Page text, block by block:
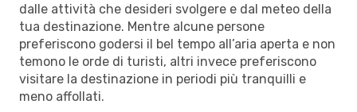
dalle attività che desideri svolgere e dal meteo della
tua destinazione. Mentre alcune persone
preferiscono godersi il bel tempo all’aria aperta e non
temono le orde di turisti, altri invece preferiscono
visitare la destinazione in periodi più tranquilli e
meno affollati.